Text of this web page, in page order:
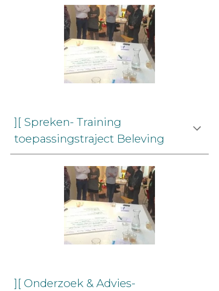
][ Spreken- Training
toepassingstraject Beleving
][ Onderzoek & Advies-